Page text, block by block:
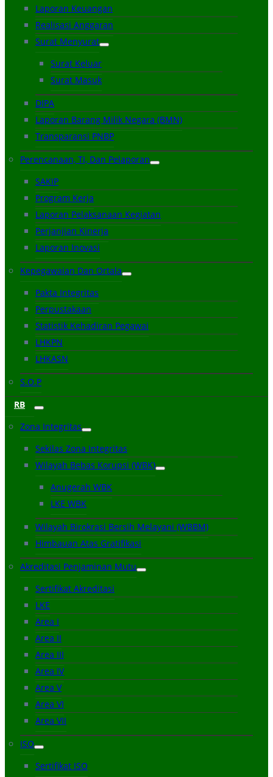
Laporan Keuangan
Realisasi Anggaran
Surat Menyurat
Surat Keluar
Surat Masuk
DIPA
Laporan Barang Milik Negara (BMN)
Transparansi PNBP
Perencanaan, TI, Dan Pelaporan
SAKIP
Program Kerja
Laporan Pelaksanaan Kegiatan
Perjanjian Kinerja
Laporan Inovasi
Kepegawaian Dan Ortala
Pakta Integritas
Perpustakaan
Statistik Kehadiran Pegawai
LHKPN
LHKASN
S.O.P
RB
Zona Integritas
Sekilas Zona Integritas
Wilayah Bebas Korupsi (WBK)
Anugerah WBK
LKE WBK
Wilayah Birokrasi Bersih Melayani (WBBM)
Himbauan Atas Gratifikasi
Akreditasi Penjaminan Mutu
Sertifikat Akreditasi
LKE
Area I
Area II
Area III
Area IV
Area V
Area VI
Area VII
ISO
Sertifikat ISO